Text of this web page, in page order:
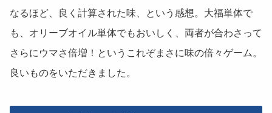
なるほど、良く計算された味、という感想。大福単体で
も、オリーブオイル単体でもおいしく、両者が合わさって
さらにウマさ倍増！というこれぞまさに味の倍々ゲーム。
良いものをいただきました。